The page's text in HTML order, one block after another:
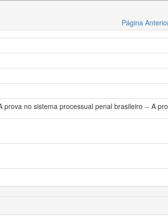
Página
no sistema processual penal brasileiro -- A